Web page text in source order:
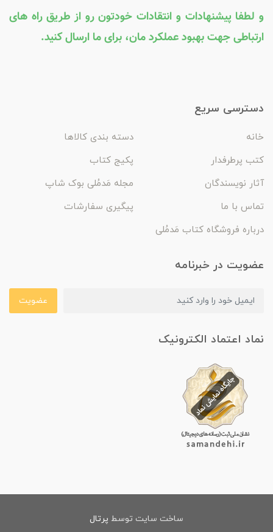
و لطفا پیشنهادات و انتقادات خودتون رو از طریق راه های
ارتباطی جهت بهبود عملکرد مان، برای ما ارسال کنید.
دسترسی سریع
خانه
دسته بندی کالاها
کتب پرطرفدار
پکیج کتاب
آثار نویسندگان
مجله مَدمُلی بوک شاپ
تماس با ما
پیگیری سفارشات
درباره فروشگاه کتاب مَدمُلی
عضویت در خبرنامه
عضویت
نماد اعتماد الکترونیک
ساخت سایت توسط پرتال